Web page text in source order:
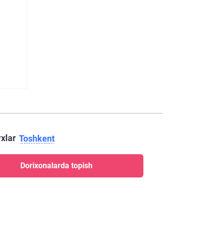
Toshkent
Dorixonalarda topish